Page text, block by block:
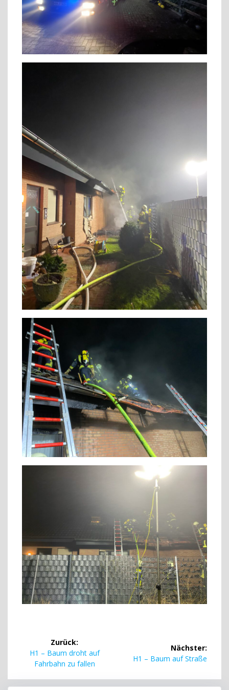
Beitragsnavigation
Zurück:
Vorheriger
Beitrag:
H1 – Baum droht auf
Fahrbahn zu fallen
Nächster:
Nächster
H1 – Baum auf Straße